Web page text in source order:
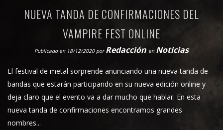
NUEVA TANDA DE CONFIRMACIONES DEL
VAMPIRE FEST ONLINE
Publicado en 18/12/2020 por Redacción en Noticias
El festival de metal sorprende anunciando una nueva tanda de
bandas que estarán participando en su nueva edición online y
deja claro que el evento va a dar mucho que hablar. En esta
nueva tanda de confirmaciones encontramos grandes
nombres...